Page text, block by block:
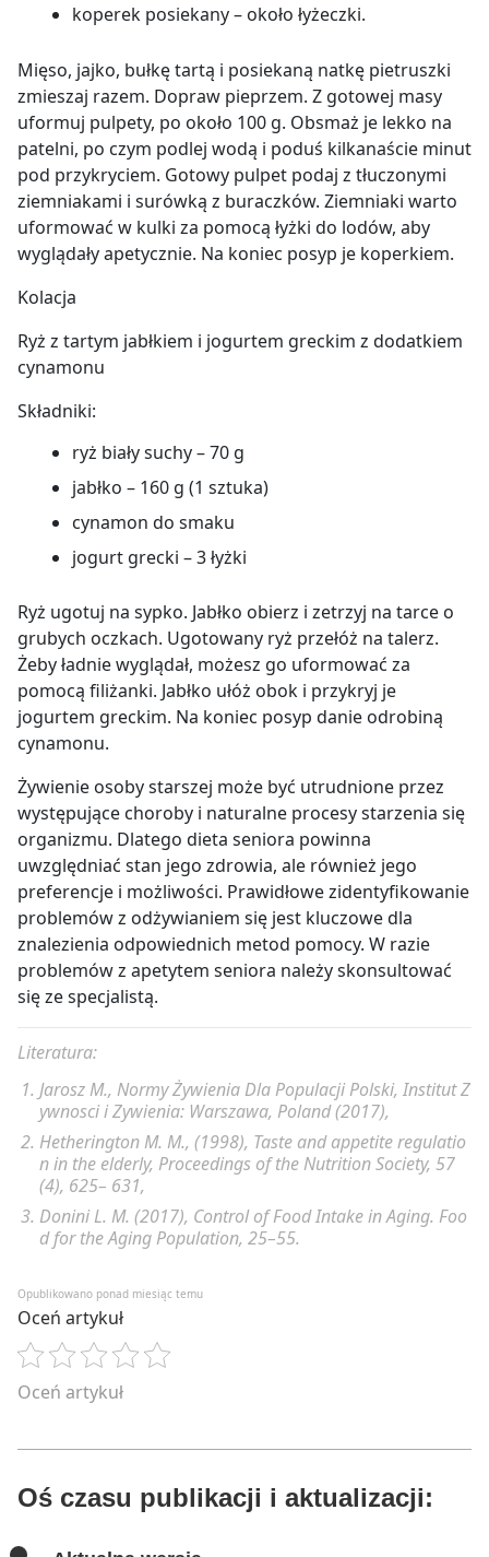
koperek posiekany – około łyżeczki.
Mięso, jajko, bułkę tartą i posiekaną natkę pietruszki
zmieszaj razem. Dopraw pieprzem. Z gotowej masy
uformuj pulpety, po około 100 g. Obsmaż je lekko na
patelni, po czym podlej wodą i poduś kilkanaście minut
pod przykryciem. Gotowy pulpet podaj z tłuczonymi
ziemniakami i surówką z buraczków. Ziemniaki warto
uformować w kulki za pomocą łyżki do lodów, aby
wyglądały apetycznie. Na koniec posyp je koperkiem.
Kolacja
Ryż z tartym jabłkiem i jogurtem greckim z dodatkiem
cynamonu
Składniki:
ryż biały suchy – 70 g
jabłko – 160 g (1 sztuka)
cynamon do smaku
jogurt grecki – 3 łyżki
Ryż ugotuj na sypko. Jabłko obierz i zetrzyj na tarce o
grubych oczkach. Ugotowany ryż przełóż na talerz.
Żeby ładnie wyglądał, możesz go uformować za
pomocą filiżanki. Jabłko ułóż obok i przykryj je
jogurtem greckim. Na koniec posyp danie odrobiną
cynamonu.
Żywienie osoby starszej może być utrudnione przez
występujące choroby i naturalne procesy starzenia się
organizmu. Dlatego dieta seniora powinna
uwzględniać stan jego zdrowia, ale również jego
preferencje i możliwości. Prawidłowe zidentyfikowanie
problemów z odżywianiem się jest kluczowe dla
znalezienia odpowiednich metod pomocy. W razie
problemów z apetytem seniora należy skonsultować
się ze specjalistą.
Literatura:
Jarosz M., Normy Żywienia Dla Populacji Polski, Institut Z
ywnosci i Zywienia: Warszawa, Poland(2017),
Hetherington M. M., (1998), Taste and appetite regulatio
n in the elderly, Proceedings of the Nutrition Society, 57
(4), 625– 631,
Donini L. M. (2017), Control of Food Intake in Aging. Foo
d for the Aging Population, 25–55.
Opublikowano ponad miesiąc temu
Oceń artykuł
Oceń artykuł
Oś czasu publikacji i aktualizacji: